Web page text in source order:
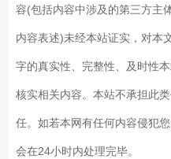
容(包括内容中涉及的第三方主
内容表述)未经本站证实，对本
字的真实性、完整性、及时性
核实相关内容。本站不承担此
任。如若本网有任何内容侵犯
会在24小时内处理完毕。